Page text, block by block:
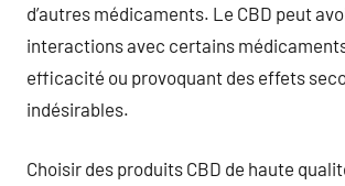
d’autres médicaments. Le CBD peut
interactions avec certains
efficacité ou provoquant des effets
indésirables.
Choisir des produits CBD de haute